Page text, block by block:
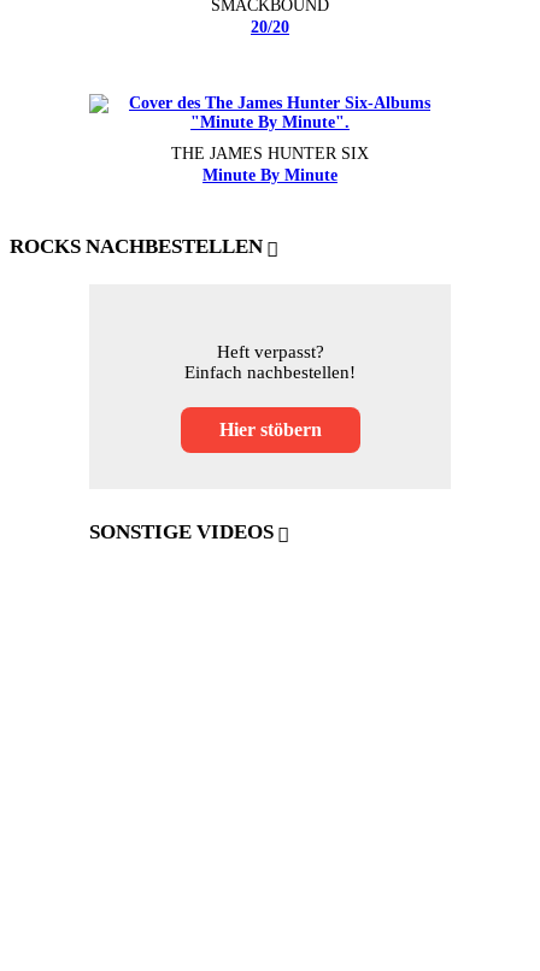
SMACKBOUND
20/20
THE JAMES HUNTER SIX
Minute By Minute
ROCKS NACHBESTELLEN
Heft verpasst?
Einfach nachbestellen!
Hier stöbern
SONSTIGE VIDEOS